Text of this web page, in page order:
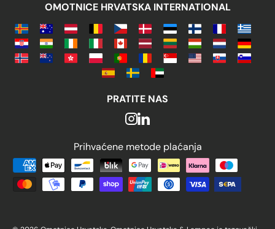
OMOTNICE HRVATSKA INTERNATIONAL
PRATITE NAS
Prihvaćene metode plaćanja
Prihvaćene metode plaćanja